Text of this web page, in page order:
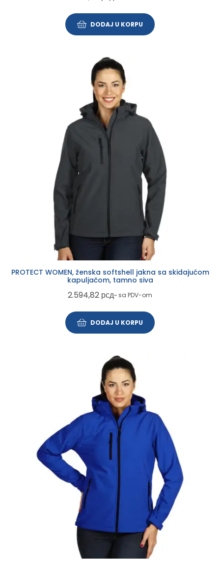
DODAJ U KORPU
PROTECT WOMEN, ženska softshell jakna sa skidajućom
kapuljačom, tamno siva
2.594,82 рсд~ sa PDV-om
DODAJ U KORPU